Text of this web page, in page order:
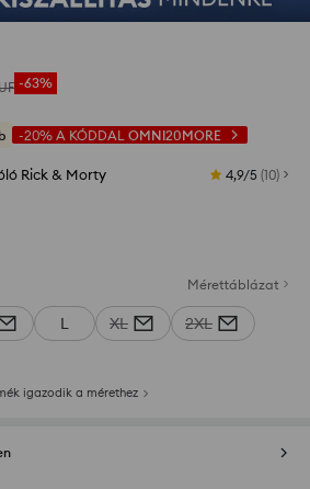
-63%
-20% A KÓDDAL OMNI20MORE
Rick & Morty 4,9/5 (10)
Mérettáblázat
L XL
2XL
igazodik a mérethez